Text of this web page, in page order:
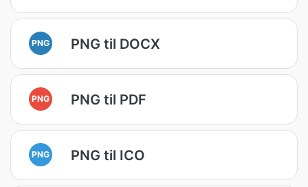
PNG PNG til DOCX
PNG PNG til PDF
PNG PNG til ICO